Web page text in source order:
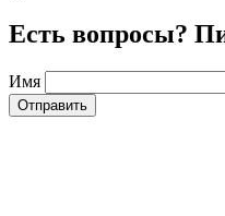
Есть вопросы?
Имя